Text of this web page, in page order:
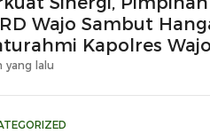
Wajo Sambut
Kapolres
yang lalu